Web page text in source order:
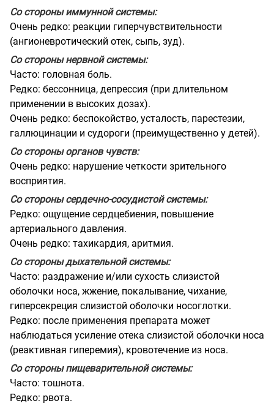
Со стороны иммунной системы:
Очень редко: реакции гиперчувствительности
(ангионевротический отек, сыпь, зуд).
Со стороны нервной системы:
Часто: головная боль.
Редко: бессонница, депрессия (при длительном
применении в высоких дозах).
Очень редко: беспокойство, усталость, парестезии,
галлюцинации и судороги (преимущественно у детей).
Со стороны органов чувств:
Очень редко: нарушение четкости зрительного
восприятия.
Со стороны сердечно-сосудистой системы:
Редко: ощущение сердцебиения, повышение
артериального давления.
Очень редко: тахикардия, аритмия.
Со стороны дыхательной системы:
Часто: раздражение и/или сухость слизистой
оболочки носа, жжение, покалывание, чихание,
гиперсекреция слизистой оболочки носоглотки.
Редко: после применения препарата может
наблюдаться усиление отека слизистой оболочки носа
(реактивная гиперемия), кровотечение из носа.
Со стороны пищеварительной системы:
Часто: тошнота.
Редко: рвота.